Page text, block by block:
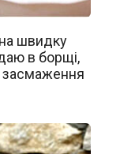
швидку
в борщі,
засмаження